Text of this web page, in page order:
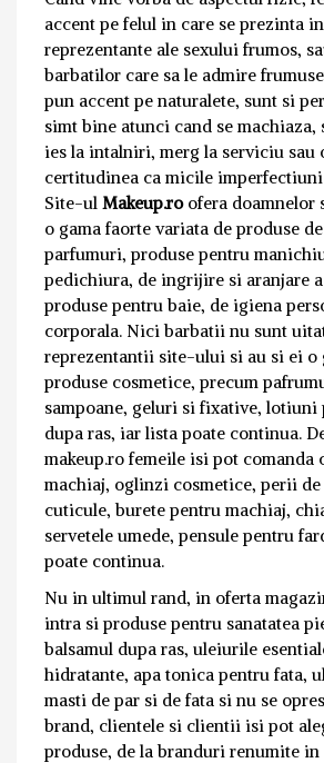
accent pe felul in care se prezinta
reprezentante ale sexului frumos,
barbatilor care sa le admire
pun accent pe naturalete, sunt si
simt bine atunci cand se machiaza,
ies la intalniri, merg la serviciu sau
certitudinea ca micile
Site-ul Makeup.roofera doamnelor
o gama faorte variata de produse
parfumuri, produse pentru
pedichiura, de ingrijire si aranjare
produse pentru baie, de igiena
corporala. Nici barbatii nu sunt
reprezentantii site-ului si au si ei o
produse cosmetice, precum
sampoane, geluri si fixative, lotiuni
dupa ras, iar lista poate continua.
makeup.ro femeile isi pot comanda
machiaj, oglinzi cosmetice, perii de
cuticule, burete pentru machiaj,
servetele umede, pensule pentru
poate continua.
Nu in ultimul rand, in oferta
intra si produse pentru sanatatea
balsamul dupa ras, uleiurile
hidratante, apa tonica pentru fata,
masti de par si de fata si nu se
brand, clientele si clientii isi pot
produse, de la branduri renumite in